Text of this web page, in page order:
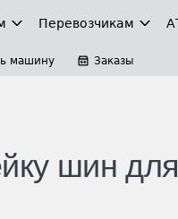
Перевозчикам
машину Заказы
шин для